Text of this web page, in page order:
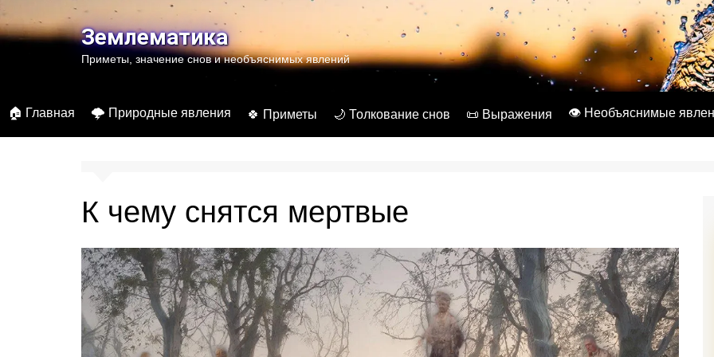
к
содержимомуЗемлематика
Приметы, значение снов и необъяснимых явлений
🏠 Главная 🌩️ Природные явления 🍀 Приметы 🌙 Толкование снов 📜 Выражения 👁️ Необъяснимые
К чему снятся мертвые